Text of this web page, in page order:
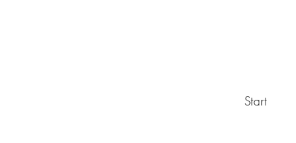
Start